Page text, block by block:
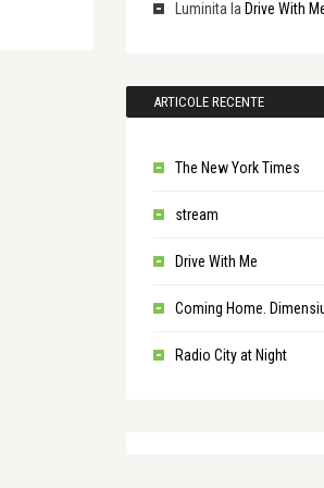
Luminita la Drive With
ARTICOLE RECENTE
The New York Times
stream
Drive With Me
Coming Home.
Radio City at Night